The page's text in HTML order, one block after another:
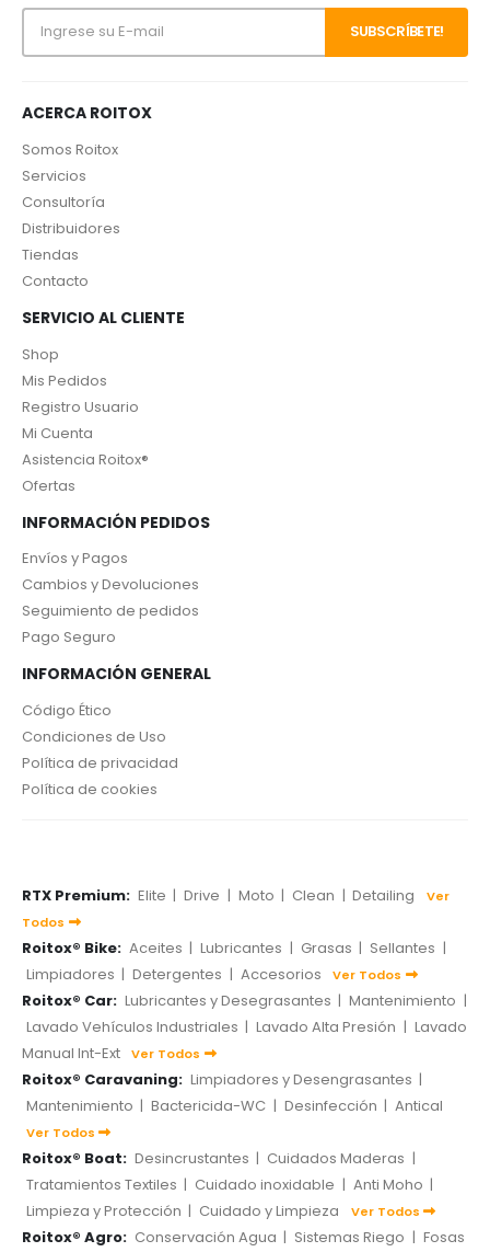
ACERCA ROITOX
Somos Roitox
Servicios
Consultoría
Distribuidores
Tiendas
Contacto
SERVICIO AL CLIENTE
Shop
Mis Pedidos
Registro Usuario
Mi Cuenta
Asistencia Roitox®
Ofertas
INFORMACIÓN PEDIDOS
Envíos y Pagos
Cambios y Devoluciones
Seguimiento de pedidos
Pago Seguro
INFORMACIÓN GENERAL
Código Ético
Condiciones de Uso
Política de privacidad
Política de cookies
RTX Premium: Elite | Drive | Moto | Clean | Detailing
Ver
Todos
Roitox® Bike: Aceites | Lubricantes | Grasas | Sellantes |
Limpiadores | Detergentes | Accesorios Ver Todos
Roitox® Car: Lubricantes y Desegrasantes | Mantenimiento |
Lavado Vehículos Industriales | Lavado Alta Presión | Lavado
Manual Int-Ext
Ver Todos
Roitox® Caravaning: Limpiadores y Desengrasantes |
Mantenimiento | Bactericida-WC | Desinfección | Antical
Ver Todos
Roitox® Boat: Desincrustantes | Cuidados Maderas |
Tratamientos Textiles | Cuidado inoxidable | Anti Moho |
Limpieza y Protección | Cuidado y Limpieza Ver Todos
Roitox® Agro: Conservación Agua | Sistemas Riego | Fosas